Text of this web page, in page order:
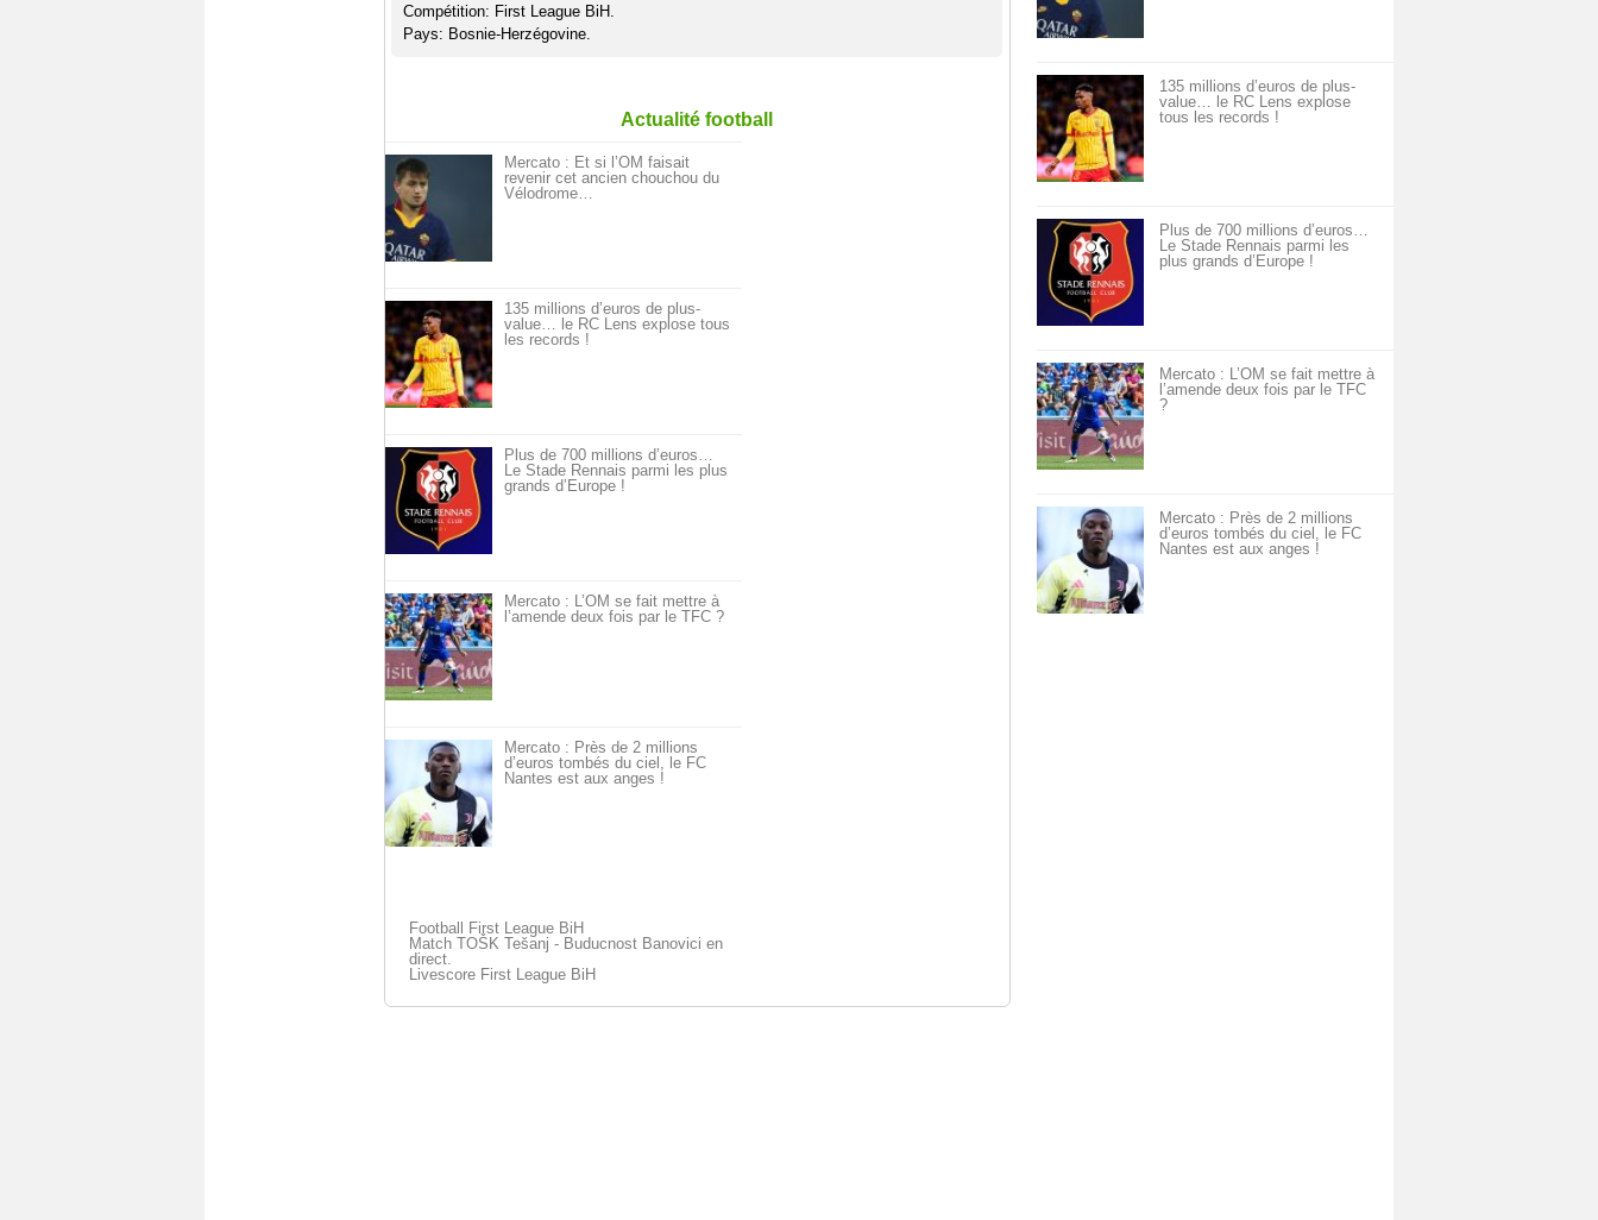
Compétition: First League BiH.
Pays: Bosnie-Herzégovine.
Actualité football
Mercato : Et si l’OM faisait
revenir cet ancien chouchou du
Vélodrome…
135 millions d’euros de plus-
value… le RC Lens explose tous
les records !
Plus de 700 millions d’euros…
Le Stade Rennais parmi les plus
grands d’Europe !
Mercato : L’OM se fait mettre à
l’amende deux fois par le TFC ?
Mercato : Près de 2 millions
d’euros tombés du ciel, le FC
Nantes est aux anges !
Football First League BiH
Match TOŠK Tešanj - Buducnost Banovici en
direct.
Livescore First League BiH
135 millions d’euros de plus-
value… le RC Lens explose
tous les records !
Plus de 700 millions d’euros…
Le Stade Rennais parmi les
plus grands d’Europe !
Mercato : L’OM se fait mettre à
l’amende deux fois par le TFC
?
Mercato : Près de 2 millions
d’euros tombés du ciel, le FC
Nantes est aux anges !